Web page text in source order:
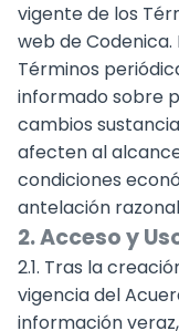
vigente de los
web de
Términos
informado sobre
cambios
afecten al
condiciones
antelación
2. Acceso y
2.1. Tras la
vigencia del
información